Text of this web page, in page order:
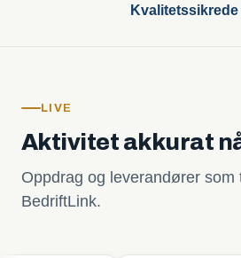
LIVE
Aktivitet akkurat
Oppdrag og leverandører som
BedriftLink.